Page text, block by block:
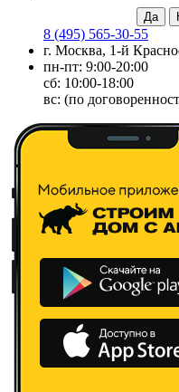
8 (495) 565-30-55
г. Москва, 1-й
пн-пт: 9:00-20:00
сб: 10:00-18:00
вс: (по